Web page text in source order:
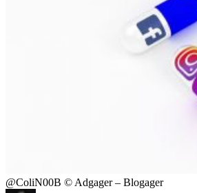
@ColiN00B © Adgager – Blogager